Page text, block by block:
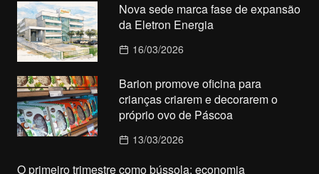
Nova sede marca fase de expansão
da Eletron Energia
16/03/2026
Barion promove oficina para
crianças criarem e decorarem o
próprio ovo de Páscoa
13/03/2026
O primeiro trimestre como bússola: economia